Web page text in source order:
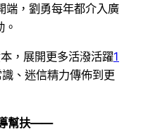
端，劉勇每年都介入廣
，展開更多活潑活躍1
、迷信精力傳佈到更
導幫扶——